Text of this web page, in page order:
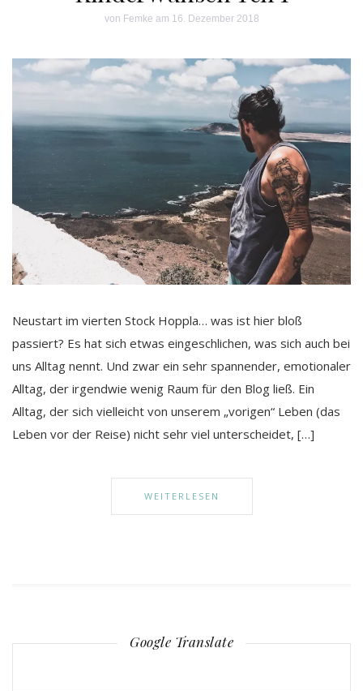
von Femke am 16. Dezember 2018
Neustart im vierten Stock Hoppla… was ist hier bloß
passiert? Es hat sich etwas eingeschlichen, was sich auch bei
uns Alltag nennt. Und zwar ein sehr spannender, emotionaler
Alltag, der irgendwie wenig Raum für den Blog ließ. Ein
Alltag, der sich vielleicht von unserem „vorigen“ Leben (das
Leben vor der Reise) nicht sehr viel unterscheidet, […]
WEITERLESEN
Google Translate